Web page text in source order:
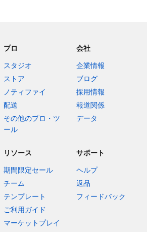
プロ
スタジオ
ストア
ノティファイ
配送
その他のプロ・ツ
ール
会社
企業情報
ブログ
採用情報
報道関係
データ
リソース
期間限定セール
チーム
テンプレート
ご利用ガイド
マーケットプレイ
サポート
ヘルプ
返品
フィードバック